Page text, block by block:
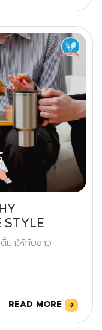
STYLE
าให้กับชาว
READ MORE